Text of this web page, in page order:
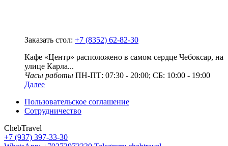
Заказать стол: +7 (8352) 62-82-30
Кафе «Центр» расположено в самом сердце Чебоксар, на
улице Карла...
Часы работы ПН-ПТ: 07:30 - 20:00; СБ: 10:00 - 19:00
Далее
Пользовательское соглашение
Сотрудничество
ChebTravel
+7 (937) 397-33-30